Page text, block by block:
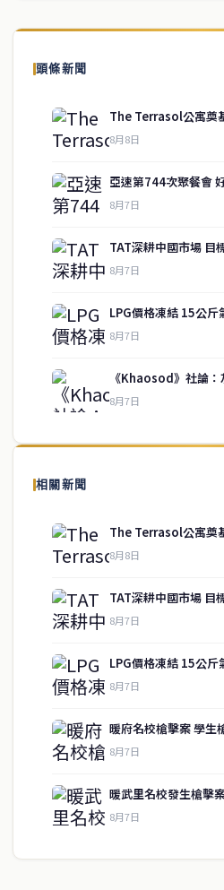
頭條新聞
The Terrasol公寓奠
8月8日
亞速第744次聚餐會
8月7日
TAT深耕中國市場 目
8月7日
LPG價格凍結 15公
8月7日
《Khaosod》社論
8月7日
相關新聞
The Terrasol公寓奠
8月8日
TAT深耕中國市場 目
8月7日
LPG價格凍結 15公
8月7日
暖府名校槍擊案 學生
8月7日
暖武里名校發生槍擊
8月7日
關於我們
泰國中文新聞（TCN）是一家總部設
供即時、客觀、多元的中文新聞內容。
聯絡資訊
歡迎來信洽詢合作事宜
或提供新聞線索
service@thaichinesenews.com